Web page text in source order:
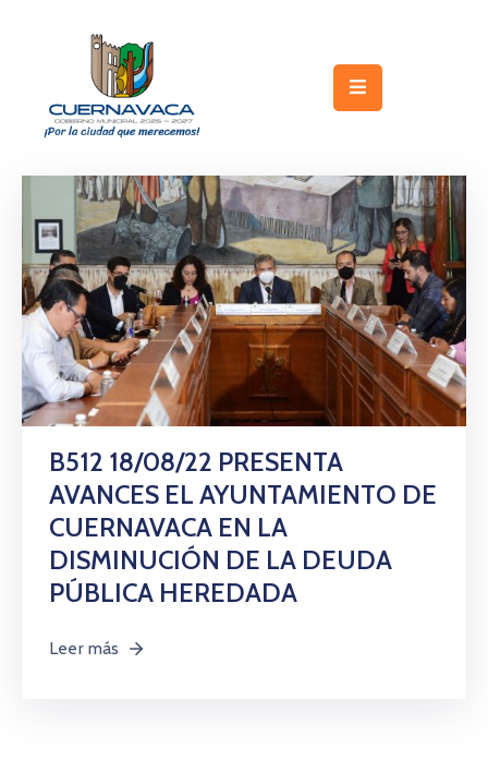
Gobierno
Turismo
Trámites
y
Servicios
Licitaciones
Transparencia
Citas
B512 18/08/22 PRESENTA
AVANCES EL AYUNTAMIENTO DE
CUERNAVACA EN LA
DISMINUCIÓN DE LA DEUDA
PÚBLICA HEREDADA
Leer más